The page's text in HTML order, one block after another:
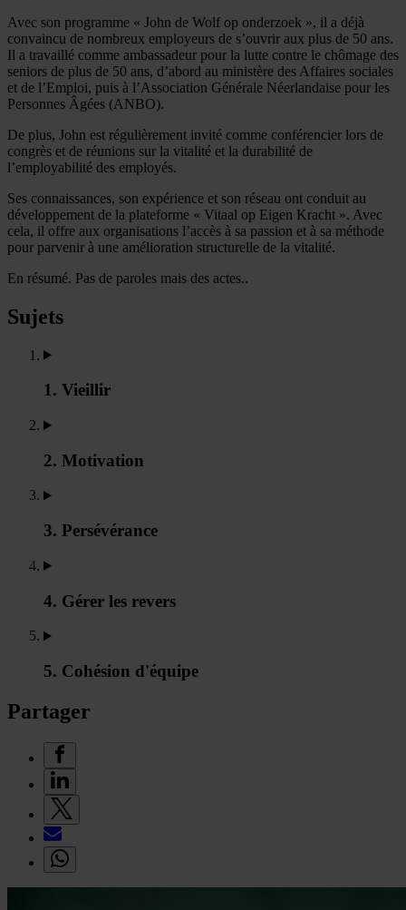
Avec son programme « John de Wolf op onderzoek », il a déjà
convaincu de nombreux employeurs de s’ouvrir aux plus de 50 ans.
Il a travaillé comme ambassadeur pour la lutte contre le chômage des
seniors de plus de 50 ans, d’abord au ministère des Affaires sociales
et de l’Emploi, puis à l’Association Générale Néerlandaise pour les
Personnes Âgées (ANBO).
De plus, John est régulièrement invité comme conférencier lors de
congrès et de réunions sur la vitalité et la durabilité de
l’employabilité des employés.
Ses connaissances, son expérience et son réseau ont conduit au
développement de la plateforme « Vitaal op Eigen Kracht ». Avec
cela, il offre aux organisations l’accès à sa passion et à sa méthode
pour parvenir à une amélioration structurelle de la vitalité.
En résumé. Pas de paroles mais des actes..
Sujets
1. Vieillir
2. Motivation
3. Persévérance
4. Gérer les revers
5. Cohésion d'équipe
Partager